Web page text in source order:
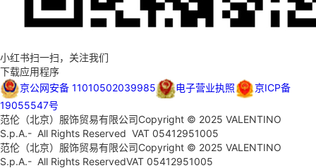
小红书扫一扫，关注我们
下载应用程序
京公网安备 11010502039985
电子营业执照
京ICP备
19055547号
范伦（北京）服饰贸易有限公司Copyright © 2025 VALENTINO
S.p.A.- All Rights Reserved VAT 05412951005
范伦（北京）服饰贸易有限公司Copyright © 2025 VALENTINO
S.p.A.- All Rights ReservedVAT 05412951005